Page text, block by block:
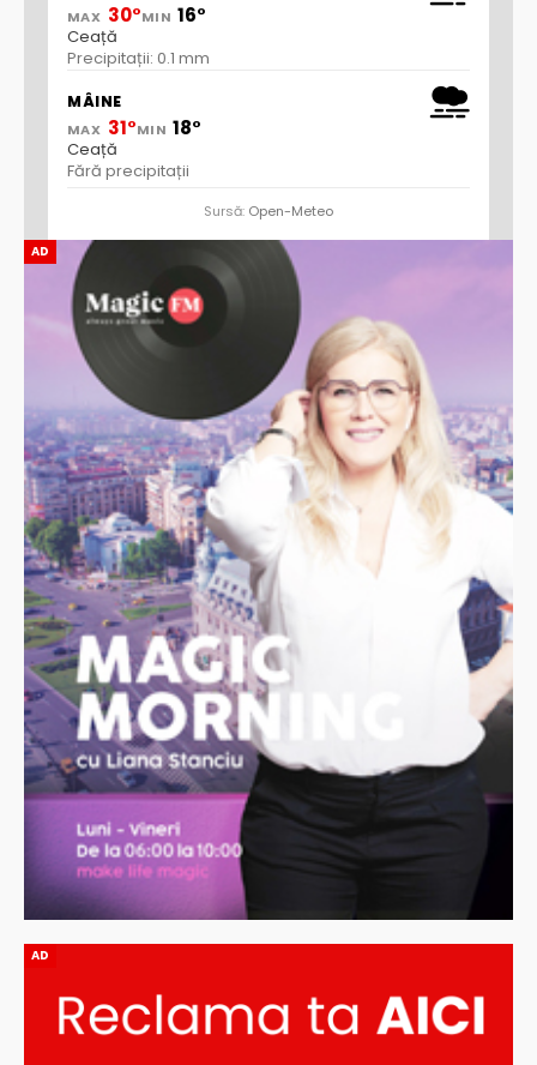
AD
AD
MAX 30°MIN 16°
Ceață
Precipitații: 0.1 mm
MÂINE
MAX 31°MIN 18°
Ceață
Fără precipitații
Sursă: Open-Meteo